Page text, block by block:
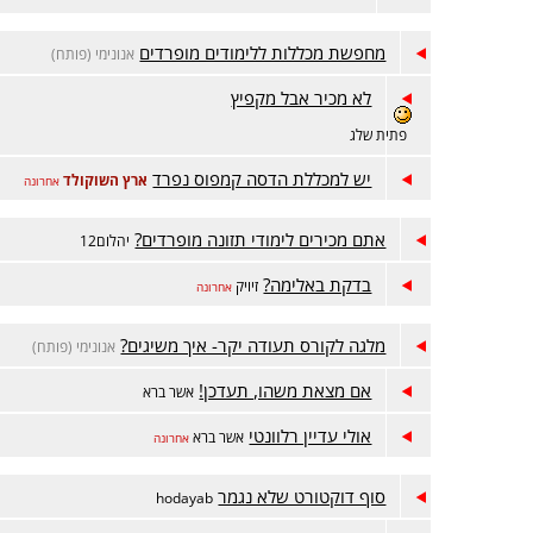
מחפשת מכללות ללימודים מופרדים אנונימי (פותח)
לא מכיר אבל מקפיץ
פתית שלג
יש למכללת הדסה קמפוס נפרד ארץ השוקולד אחרונה
אתם מכירים לימודי תזונה מופרדים? יהלום12
בדקת באלימה? זיויק אחרונה
מלגה לקורס תעודה יקר- איך משיגים? אנונימי (פותח)
אם מצאת משהו, תעדכן! אשר ברא
אולי עדיין רלוונטי אשר ברא אחרונה
סוף דוקטורט שלא נגמר hodayab